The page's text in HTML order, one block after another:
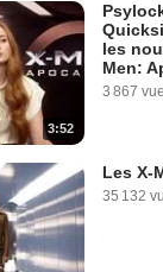
3:52
les
Men:
3 867
Les X-
35 132